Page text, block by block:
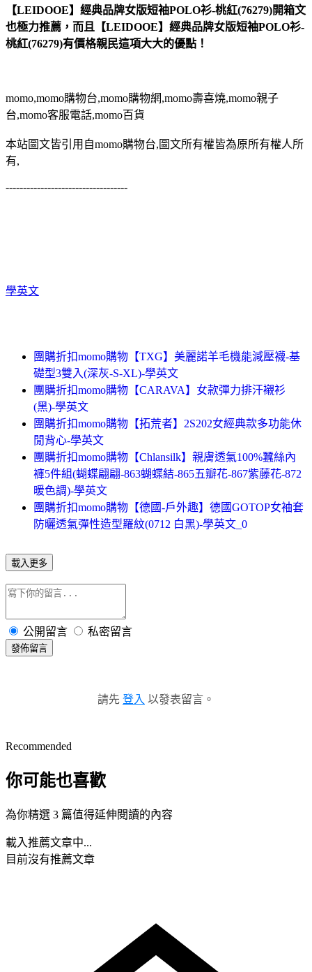
【LEIDOOE】經典品牌女版短袖POLO衫-桃紅(76279)開箱文
也極力推薦，而且【LEIDOOE】經典品牌女版短袖POLO衫-
桃紅(76279)有價格親民這項大大的優點！
momo,momo購物台,momo購物網,momo壽喜燒,momo親子
台,momo客服電話,momo百貨
本站圖文皆引用自momo購物台,圖文所有權皆為原所有權人所
有,
-----------------------------------
學英文
團購折扣momo購物【TXG】美麗諾羊毛機能減壓襪-基
礎型3雙入(深灰-S-XL)-學英文
團購折扣momo購物【CARAVA】女款彈力排汗襯衫
(黑)-學英文
團購折扣momo購物【拓荒者】2S202女經典款多功能休
閒背心-學英文
團購折扣momo購物【Chlansilk】親膚透氣100%蠶絲內
褲5件組(蝴蝶翩翩-863蝴蝶結-865五瓣花-867紫藤花-872
暖色調)-學英文
團購折扣momo購物【德國-戶外趣】德國GOTOP女袖套
防曬透氣彈性造型羅紋(0712 白黑)-學英文_0
載入更多
公開留言 私密留言
發佈留言
請先 登入 以發表留言。
Recommended
你可能也喜歡
為你精選 3 篇值得延伸閱讀的內容
載入推薦文章中...
目前沒有推薦文章